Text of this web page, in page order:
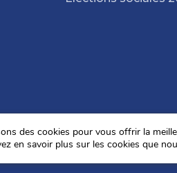
des cookies pour vous offrir la
en savoir plus sur les cookies que